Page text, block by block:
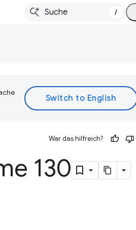
/
War das hilfreich?
130